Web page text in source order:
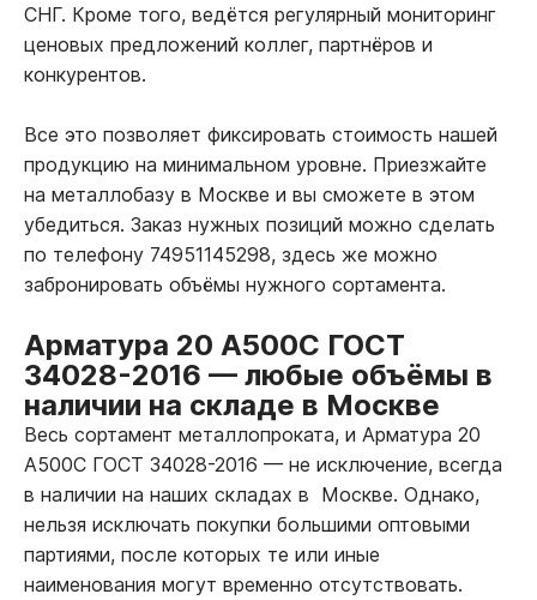
СНГ. Кроме того, ведётся регулярный мониторинг
ценовых предложений коллег, партнёров и
конкурентов.
Все это позволяет фиксировать стоимость нашей
продукцию на минимальном уровне. Приезжайте
на металлобазу в Москве и вы сможете в этом
убедиться. Заказ нужных позиций можно сделать
по телефону 74951145298, здесь же можно
забронировать объёмы нужного сортамента.
Арматура 20 А500С ГОСТ
34028-2016 — любые объёмы в
наличии на складе в Москве
Весь сортамент металлопроката, и Арматура 20
А500С ГОСТ 34028-2016 — не исключение, всегда
в наличии на наших складах в Москве. Однако,
нельзя исключать покупки большими оптовыми
партиями, после которых те или иные
наименования могут временно отсутствовать.